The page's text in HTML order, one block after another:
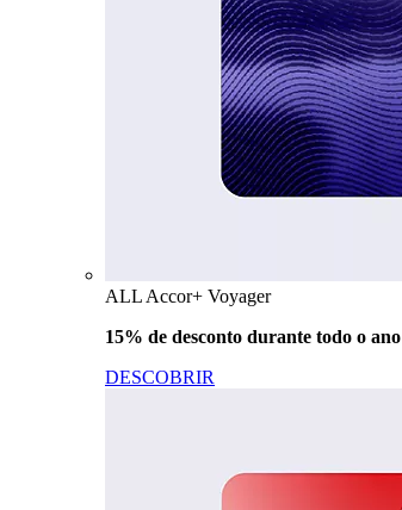
ALL Accor+ Voyager
15% de desconto durante todo o ano
DESCOBRIR